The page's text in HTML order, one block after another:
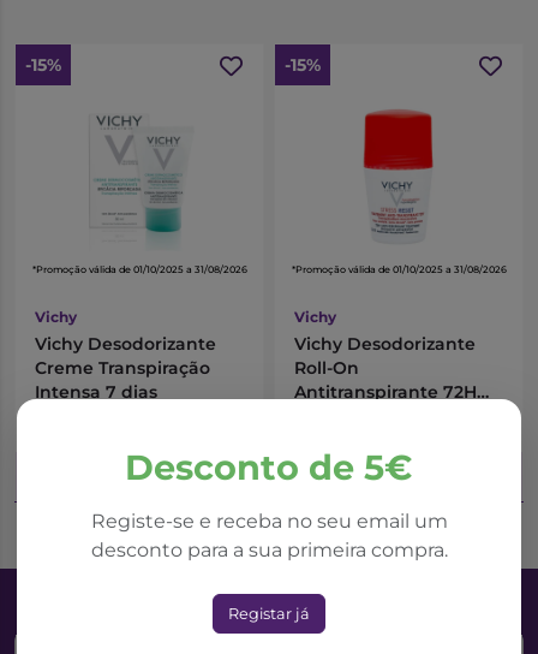
Desconto de 5€
Registe-se e receba no seu email um
desconto para a sua primeira compra.
Registar já
-15%
*Promoção válida de 01/10/2025 a 31/08/2026
Vichy
Vichy Desodorizante
Creme Transpiração
Intensa 7 dias
Adicionar ao Carrinho
-15%
*Promoção válida de 01/10/2025 a 31/08/2026
Vichy
Vichy Desodorizante
Roll-On
Antitranspirante 72H
Adicionar ao Carrinho